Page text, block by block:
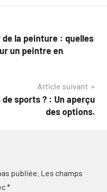
la peinture : quelles
un peintre en
Article suivant
sports ? : Un aperçu
des options.
publiée. Les champs
*